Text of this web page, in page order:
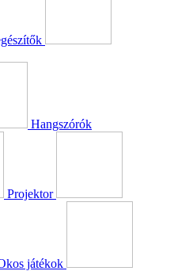
Hangszórók
Projektor
játékok